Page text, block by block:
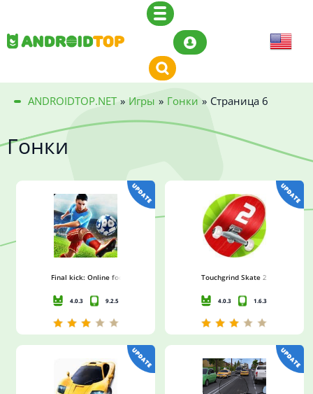
ANDROIDTOP.NET » Игры » Гонки » Страница 6
Гонки
Final kick: Online football
4.0.3 9.2.5
Touchgrind Skate 2
4.0.3 1.6.3